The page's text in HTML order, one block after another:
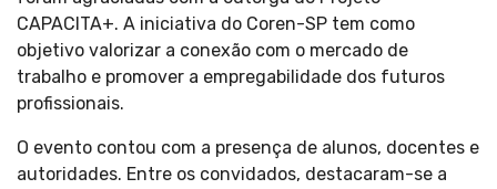
CAPACITA+. A iniciativa do Coren-SP tem como
objetivo valorizar a conexão com o mercado de
trabalho e promover a empregabilidade dos futuros
profissionais.
O evento contou com a presença de alunos, docentes e
autoridades. Entre os convidados, destacaram-se a